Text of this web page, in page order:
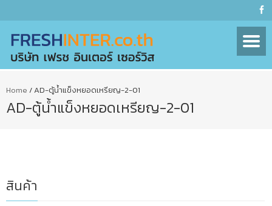
Home /AD-ตู้น้ำแข็งหยอดเหรียญ-2-01
AD-ตู้น้ำแข็งหยอดเหรียญ-2-01
สินค้า